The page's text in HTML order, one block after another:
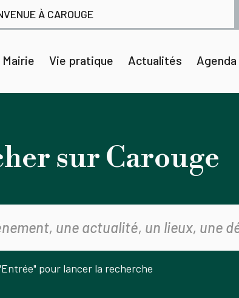
À CAROUGE
Mairie Vie pratique Actualités Agenda
sur Carouge
pour lancer la recherche